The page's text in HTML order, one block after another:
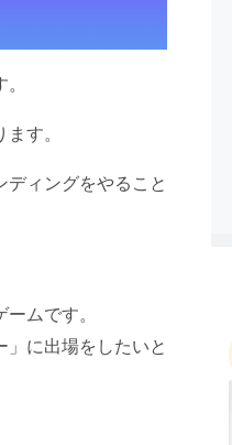
す。
ィングをやること
ムです。
に出場をしたいと